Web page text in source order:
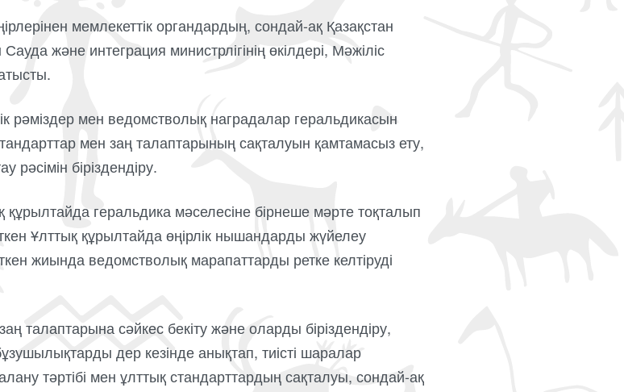
мемлекеттік органдардың, сондай-ақ Қазақстан
және интеграция министрлігінің өкілдері, Мәжіліс
рәміздер мен ведомстволық наградалар геральдикасын
мен заң талаптарының сақталуын қамтамасыз ету,
біріздендіру.
геральдика мәселесіне бірнеше мәрте тоқталып
Ұлттық құрылтайда өңірлік нышандарды жүйелеу
жиында ведомстволық марапаттарды ретке келтіруді
талаптарына сәйкес бекіту және оларды біріздендіру,
дер кезінде анықтап, тиісті шаралар
тәртібі мен ұлттық стандарттардың сақталуы, сондай-ақ